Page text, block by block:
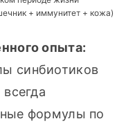
+ иммунитет + кожа)
опыта:
синбиотиков
формулы по